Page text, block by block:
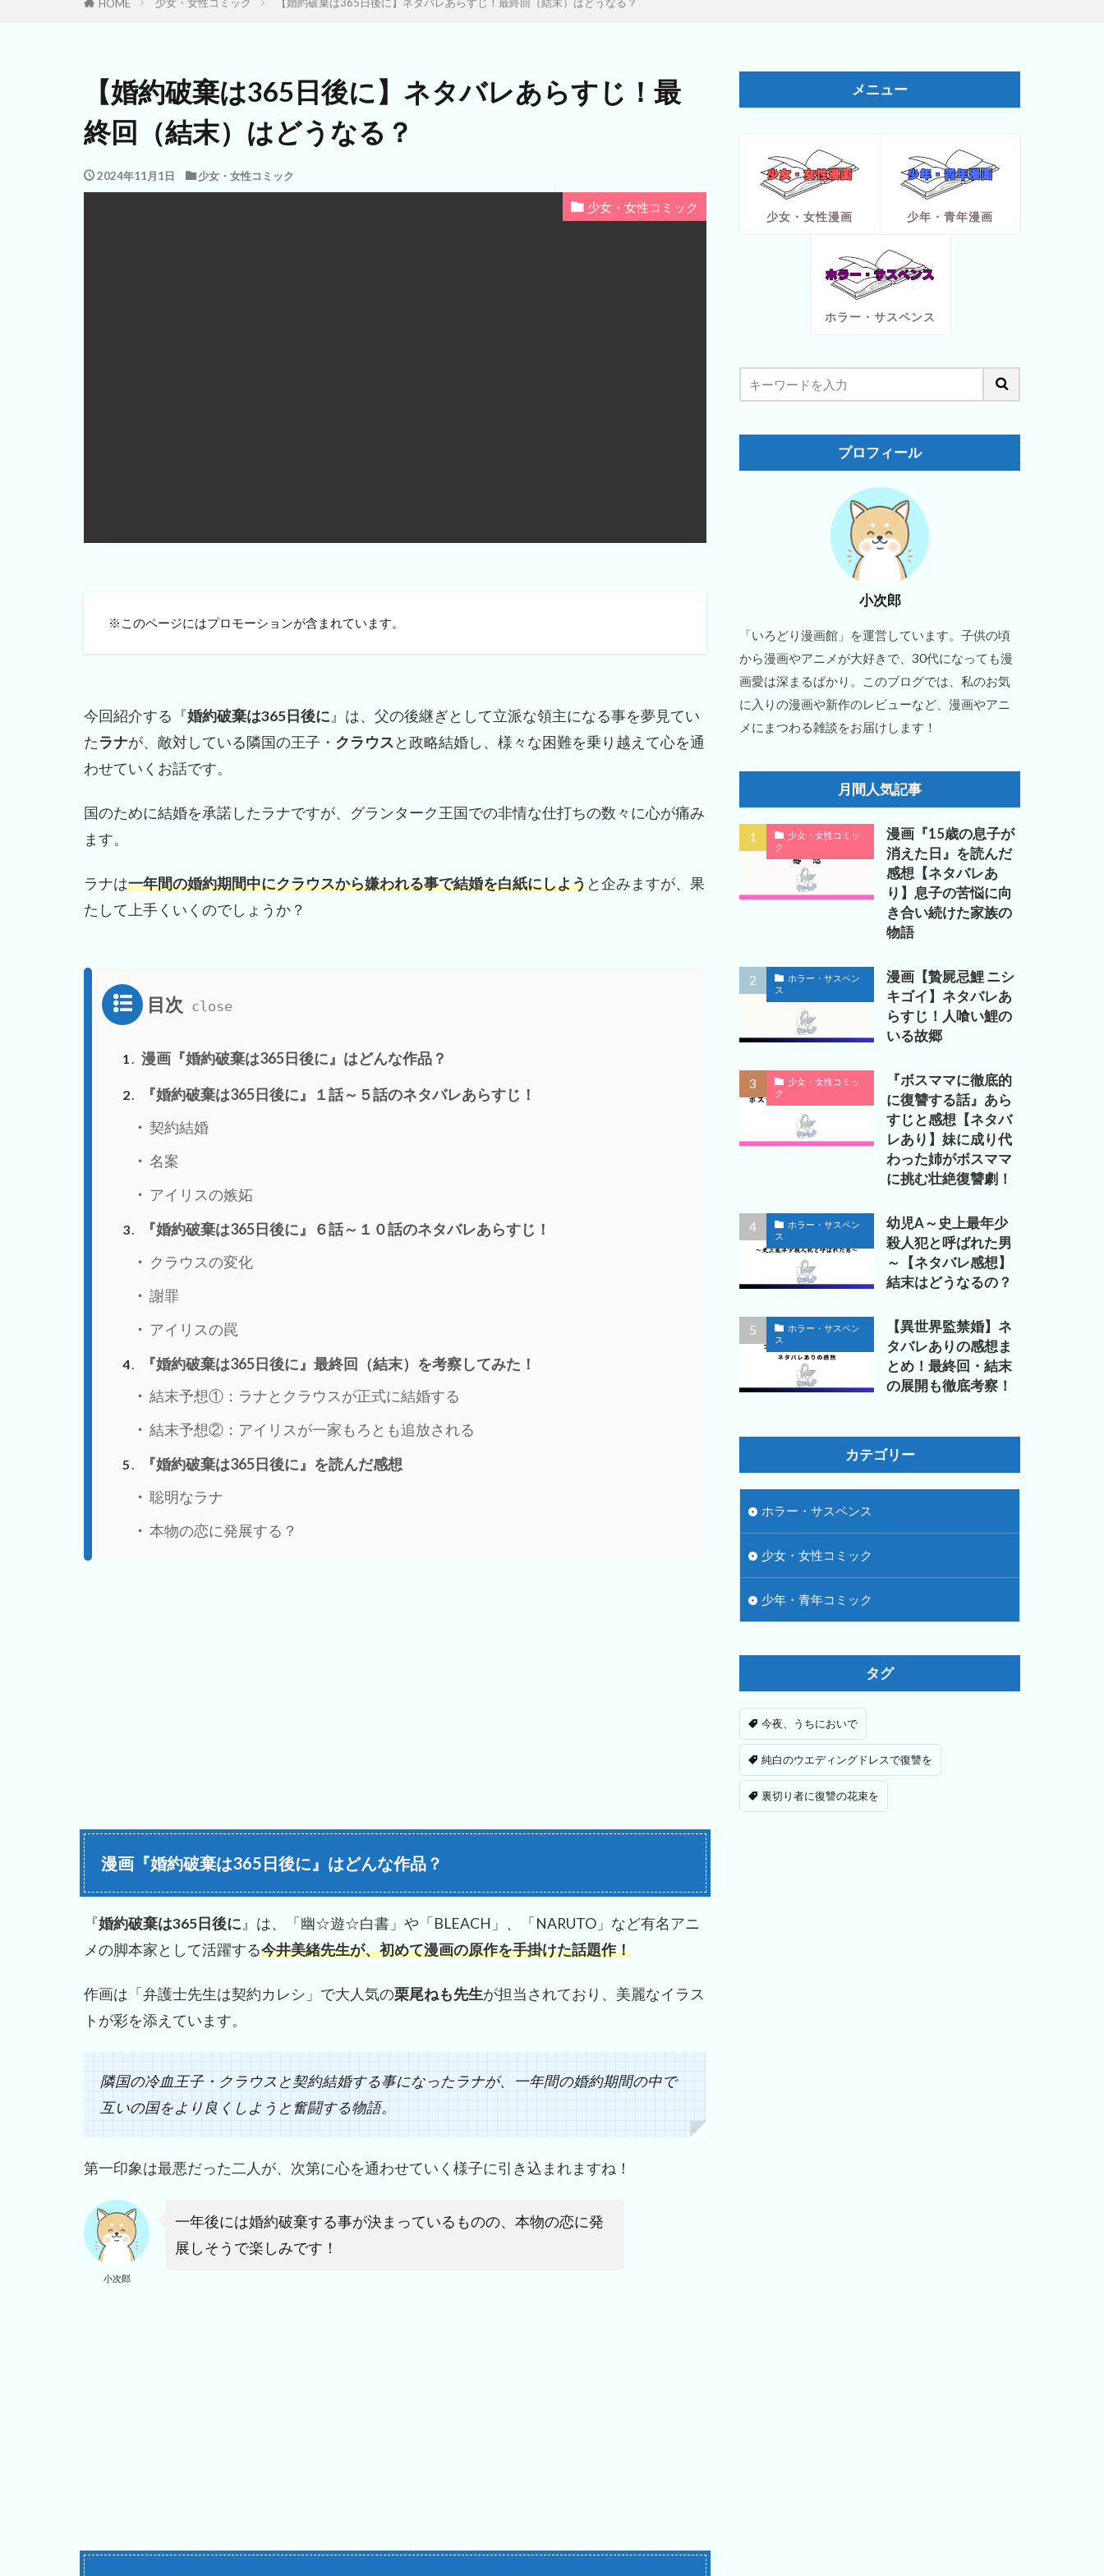
HOME 少女・女性コミック 【婚約破棄は365日後に】ネタバレあらすじ！最終回（結末）はどうなる？
【婚約破棄は365日後に】ネタバレあらすじ！最
終回（結末）はどうなる？
2024年11月1日 少女・女性コミック
少女・女性コミック
※このページにはプロモーションが含まれています。
今回紹介する『婚約破棄は365日後に 』は、父の後継ぎとして立派な領主になる事を夢見てい
たラナが、敵対している隣国の王子・ クラウスと政略結婚し、様々な困難を乗り越えて心を通
わせていくお話です。
国のために結婚を承諾したラナですが、グランターク王国での非情な仕打ちの数々に心が痛み
ます。
ラナは一年間の婚約期間中にクラウスから嫌われる事で結婚を白紙にしようと企みますが、果
たして上手くいくのでしょうか？
目次
1 漫画『婚約破棄は365日後に』はどんな作品？
2
『婚約破棄は365日後に』１話～５話のネタバレあらすじ！
契約結婚
名案
アイリスの嫉妬
3
『婚約破棄は365日後に』６話～１０話のネタバレあらすじ！
クラウスの変化
謝罪
アイリスの罠
4
『婚約破棄は365日後に』最終回（結末）を考察してみた！
結末予想①：ラナとクラウスが正式に結婚する
結末予想②：アイリスが一家もろとも追放される
5
『婚約破棄は365日後に』を読んだ感想
聡明なラナ
本物の恋に発展する？
漫画『婚約破棄は365日後に』はどんな作品？
『婚約破棄は365日後に 』は、「幽☆遊☆白書」や「BLEACH」、「NARUTO」など有名アニ
メの脚本家として活躍する今井美緒先生が、初めて漫画の原作を手掛けた話題作！
作画は「弁護士先生は契約カレシ」で大人気の栗尾ねも先生が担当されており、美麗なイラス
トが彩を添えています。
隣国の冷血王子・クラウスと契約結婚する事になったラナが、一年間の婚約期間の中で
互いの国をより良くしようと奮闘する物語。
第一印象は最悪だった二人が、次第に心を通わせていく様子に引き込まれますね！
小次郎
一年後には婚約破棄する事が決まっているものの、本物の恋に発
展しそうで楽しみです！
メニュー
少女・女性漫画 少年・青年漫画
ホラー・サスペンス
プロフィール
小次郎
「いろどり漫画館」を運営しています。子供の頃
から漫画やアニメが大好きで、30代になっても漫
画愛は深まるばかり。このブログでは、私のお気
に入りの漫画や新作のレビューなど、漫画やアニ
メにまつわる雑談をお届けします！
月間人気記事
少女・女性コミッ
ク
漫画『15歳の息子が
消えた日』を読んだ
感想【ネタバレあ
り】息子の苦悩に向
き合い続けた家族の
物語
ホラー・サスペン
ス
漫画【贄屍忌鯉 ニシ
キゴイ】ネタバレあ
らすじ！人喰い鯉の
いる故郷
少女・女性コミッ
ク
『ボスママに徹底的
に復讐する話』あら
すじと感想【ネタバ
レあり】妹に成り代
わった姉がボスママ
に挑む壮絶復讐劇！
ホラー・サスペン
ス
幼児A～史上最年少
殺人犯と呼ばれた男
～【ネタバレ感想】
結末はどうなるの？
ホラー・サスペン
ス
【異世界監禁婚】ネ
タバレありの感想ま
とめ！最終回・結末
の展開も徹底考察！
カテゴリー
ホラー・サスペンス
少女・女性コミック
少年・青年コミック
タグ
今夜、うちにおいで
純白のウエディングドレスで復讐を
裏切り者に復讐の花束を